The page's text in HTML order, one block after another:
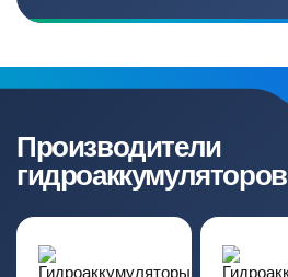
Производители
гидроаккумуляторов